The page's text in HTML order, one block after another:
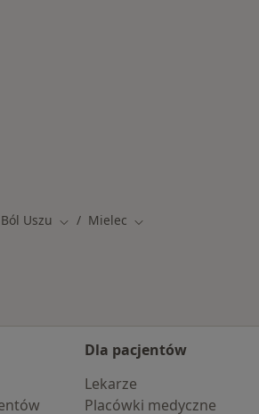
Ból Uszu Zmień miasto
Mielec Zmień miasto
Dla pacjentów
Lekarze
Placówki medyczne